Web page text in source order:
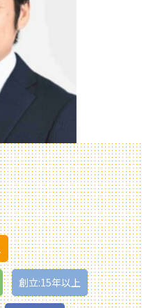
創立:15年以上